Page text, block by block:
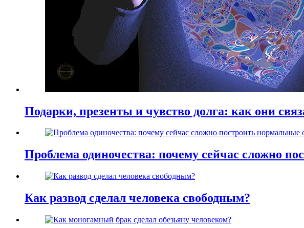
Подарки, презенты и чувство долга: как они
Проблема одиночества: почему сейчас сложно
Как развод сделал человека свободным?